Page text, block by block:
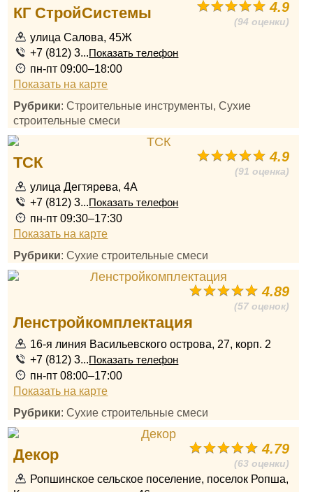
4.9
(94 оценки)
КГ СтройСистемы
улица Салова, 45Ж
+7 (812) 3...Показать телефон
пн-пт 09:00–18:00
Показать на карте
Рубрики: Строительные инструменты, Сухие
строительные смеси
4.9
(91 оценка)
ТСК
улица Дегтярева, 4А
+7 (812) 3...Показать телефон
пн-пт 09:30–17:30
Показать на карте
Рубрики: Сухие строительные смеси
4.89
(57 оценок)
Ленстройкомплектация
16-я линия Васильевского острова, 27, корп. 2
+7 (812) 3...Показать телефон
пн-пт 08:00–17:00
Показать на карте
Рубрики: Сухие строительные смеси
4.79
(63 оценки)
Декор
Ропшинское сельское поселение, поселок Ропша,